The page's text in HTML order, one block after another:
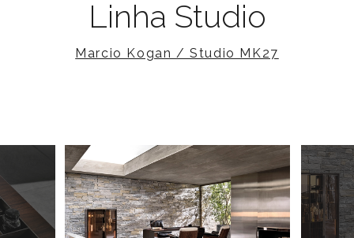
Linha Studio
Marcio Kogan / Studio MK27
8 2